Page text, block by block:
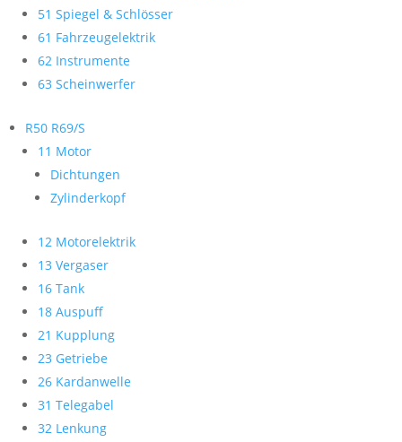
51 Spiegel & Schlösser
61 Fahrzeugelektrik
62 Instrumente
63 Scheinwerfer
R50 R69/S
11 Motor
Dichtungen
Zylinderkopf
12 Motorelektrik
13 Vergaser
16 Tank
18 Auspuff
21 Kupplung
23 Getriebe
26 Kardanwelle
31 Telegabel
32 Lenkung